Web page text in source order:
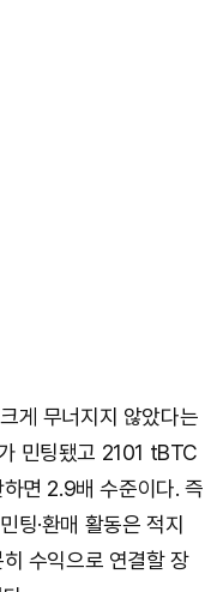
게 무너지지 않았다는
민팅됐고 2101 tBTC
면 2.9배 수준이다. 즉
팅·환매 활동은 적지
수익으로 연결할 장